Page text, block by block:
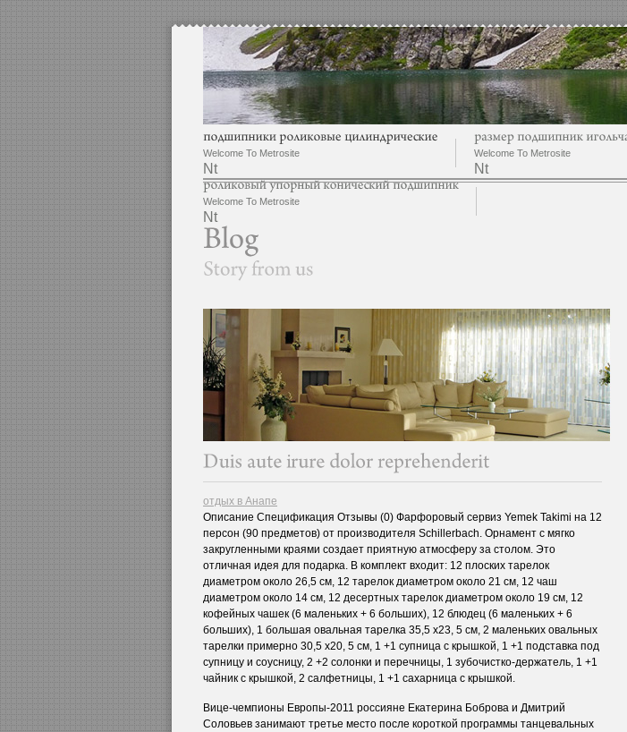
Welcome To Metrosite
Nt
Welcome To Metrosite
Nt
Welcome To Metrosite
Nt
отдых в Анапе
Описание Спецификация Отзывы (0) Фарфоровый сервиз Yemek Takimi на 12
персон (90 предметов) от производителя Schillerbach. Орнамент с мягко
закругленными краями создает приятную атмосферу за столом. Это
отличная идея для подарка. В комплект входит: 12 плоских тарелок
диаметром около 26,5 см, 12 тарелок диаметром около 21 см, 12 чаш
диаметром около 14 см, 12 десертных тарелок диаметром около 19 см, 12
кофейных чашек (6 маленьких + 6 больших), 12 блюдец (6 маленьких + 6
больших), 1 большая овальная тарелка 35,5 x23, 5 см, 2 маленьких овальных
тарелки примерно 30,5 x20, 5 см, 1 +1 супница с крышкой, 1 +1 подставка под
супницу и соусницу, 2 +2 солонки и перечницы, 1 зубочистко-держатель, 1 +1
чайник с крышкой, 2 салфетницы, 1 +1 сахарница с крышкой.
Вице-чемпионы Европы-2011 россияне Екатерина Боброва и Дмитрий
Соловьев занимают третье место после короткой программы танцевальных